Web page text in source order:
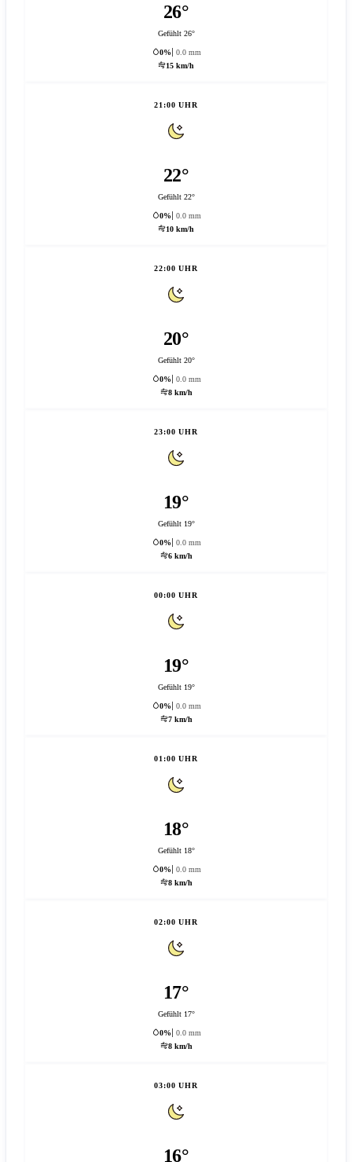
26°
Gefühlt 26°
0%
0.0 mm
15 km/h
21:00 UHR
22°
Gefühlt 22°
0%
0.0 mm
10 km/h
22:00 UHR
20°
Gefühlt 20°
0%
0.0 mm
8 km/h
23:00 UHR
19°
Gefühlt 19°
0%
0.0 mm
6 km/h
00:00 UHR
19°
Gefühlt 19°
0%
0.0 mm
7 km/h
01:00 UHR
18°
Gefühlt 18°
0%
0.0 mm
8 km/h
02:00 UHR
17°
Gefühlt 17°
0%
0.0 mm
8 km/h
03:00 UHR
16°